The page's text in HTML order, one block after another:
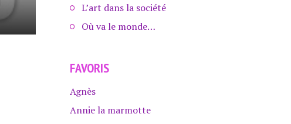
L’art dans la société
Où va le monde…
FAVORIS
Agnès
Annie la marmotte